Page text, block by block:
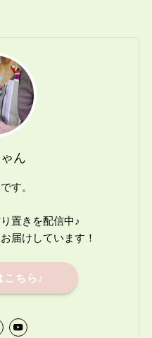
ん
す。
置きを配信中♪
届けしています！
ちら♪